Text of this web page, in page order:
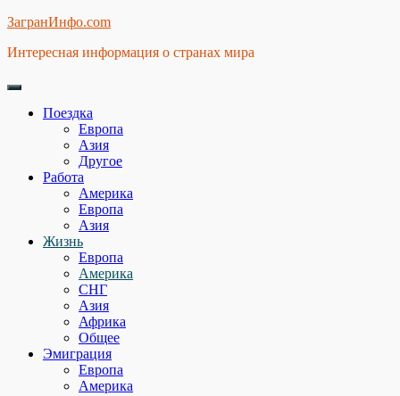
Skip
content
ЗагранИнфо.com
Интересная информация о странах мира
Поездка
Европа
Азия
Другое
Работа
Америка
Европа
Азия
Жизнь
Европа
Америка
СНГ
Азия
Африка
Общее
Эмиграция
Европа
Америка